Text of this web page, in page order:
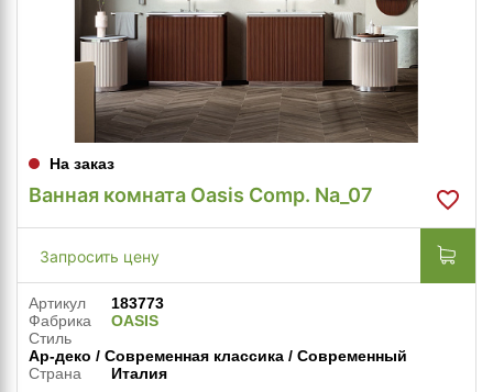
На заказ
Ванная комната Oasis Comp. Na_07
Запросить цену
Артикул
183773
Фабрика
OASIS
Стиль
Ар-деко / Современная классика / Современный
Страна
Италия